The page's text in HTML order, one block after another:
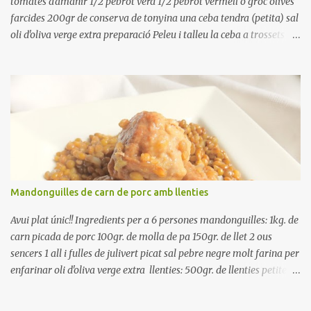
farcides 200gr de conserva de tonyina una ceba tendra (petita) sal
oli d'oliva verge extra preparació Peleu i talleu la ceba a trossets i
Renteu les tomates i talleu-les a octaus. Talleu les olives a
rodanxes. Una hora abans de portar a la taula, poseu els cigrons,
ben escorreguts, en un bol, amb la resta d'ingredients: les tomates,
el pebrot, la ceba, (escorreguda), les olives i la tonyina esmicolada.
Amaniu amb sal i oli... bon profit!!
Mandonguilles de carn de porc amb llenties
Avui plat únic!! Ingredients per a 6 persones mandonguilles: 1kg. de
carn picada de porc 100gr. de molla de pa 150gr. de llet 2 ous
sencers 1 all i fulles de julivert picat sal pebre negre molt farina per
enfarinar oli d'oliva verge extra llenties: 500gr. de llenties petites